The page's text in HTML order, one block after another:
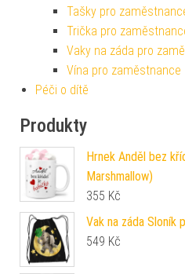
Tašky pro
Trička pro
Vaky na záda pro
Vína pro zaměstnance
Péči o dítě
Produkty
Hrnek Anděl bez
Marshmallow)
355 Kč
Vak na záda Sloník
549 Kč